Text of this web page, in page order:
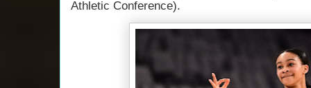
Athletic Conference).